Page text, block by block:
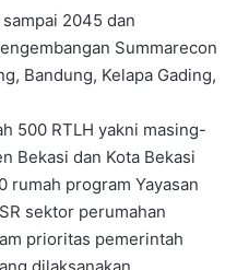
2045 dan
Summarecon
Bandung, Kelapa Gading,
500 RTLH yakni masing-
Bekasi dan Kota Bekasi
rumah program Yayasan
sektor perumahan
prioritas pemerintah